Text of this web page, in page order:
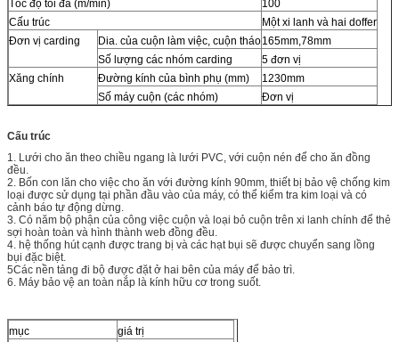
Tốc độ tối đa (m/min)
100
Cấu trúc
Một xi lanh và hai doffer
Đơn vị carding
Dia. của cuộn làm việc, cuộn tháo165mm,78mm
Số lượng các nhóm carding
5 đơn vị
Xăng chính
Đường kính của bình phụ (mm)
1230mm
Số máy cuộn (các nhóm)
Đơn vị
Cấu trúc
1. Lưới cho ăn theo chiều ngang là lưới PVC, với cuộn nén để cho ăn đồng
đều.
2. Bốn con lăn cho việc cho ăn với đường kính 90mm, thiết bị bảo vệ chống kim
loại được sử dụng tại phần đầu vào của máy, có thể kiểm tra kim loại và có
cảnh báo tự động dừng.
3. Có năm bộ phận của công việc cuộn và loại bỏ cuộn trên xi lanh chính để thẻ
sợi hoàn toàn và hình thành web đồng đều.
4. hệ thống hút cạnh được trang bị và các hạt bụi sẽ được chuyển sang lồng
bụi đặc biệt.
5Các nền tảng đi bộ được đặt ở hai bên của máy để bảo trì.
6. Máy bảo vệ an toàn nắp là kính hữu cơ trong suốt.
mục
giá trị